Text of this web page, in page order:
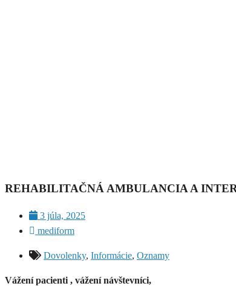
REHABILITAČNÁ AMBULANCIA A
3 júla, 2025
mediform
Dovolenky, Informácie, Oznamy
Vážení pacienti , vážení návštevníci,